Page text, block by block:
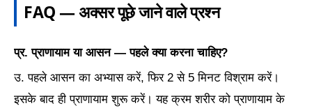
FAQ — अक्सर पूछे जाने वाले प्रश्न
प्र. प्राणायाम या आसन — पहले क्या करना चाहिए?
उ. पहले आसन का अभ्यास करें, फिर 2 से 5 मिनट विश्राम करें।
इसके बाद ही प्राणायाम शुरू करें। यह क्रम शरीर को प्राणायाम के